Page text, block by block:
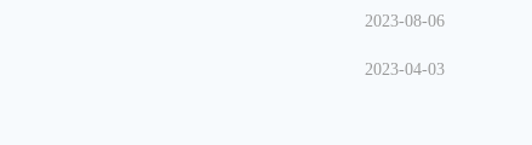
2023-08-06
2023-04-03